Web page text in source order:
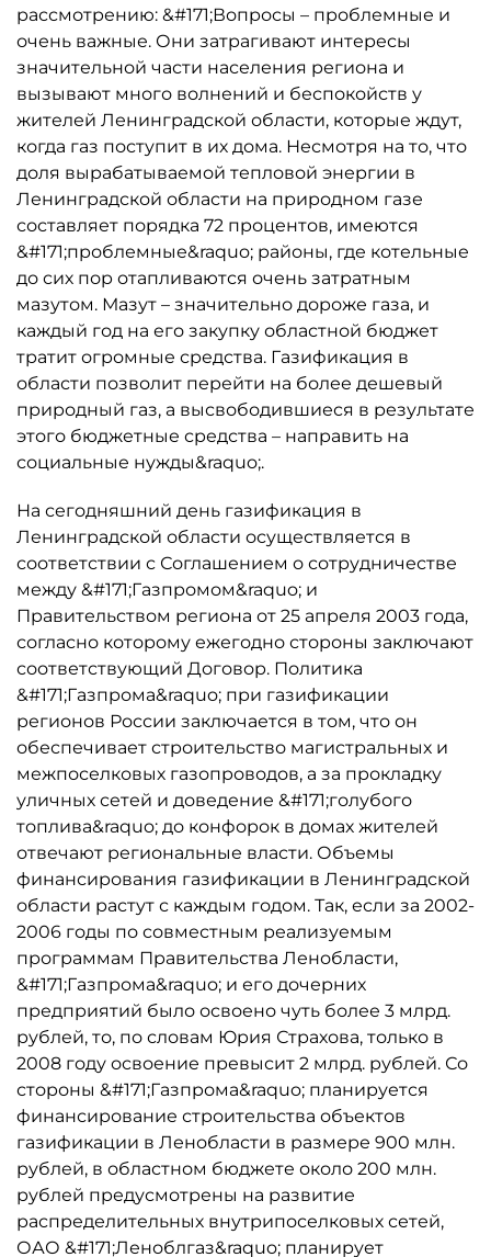
рассмотрению: &#171;Вопросы – проблемные и
очень важные. Они затрагивают интересы
значительной части населения региона и
вызывают много волнений и беспокойств у
жителей Ленинградской области, которые ждут,
когда газ поступит в их дома. Несмотря на то, что
доля вырабатываемой тепловой энергии в
Ленинградской области на природном газе
составляет порядка 72 процентов, имеются
&#171;проблемные&raquo; районы, где котельные
до сих пор отапливаются очень затратным
мазутом. Мазут – значительно дороже газа, и
каждый год на его закупку областной бюджет
тратит огромные средства. Газификация в
области позволит перейти на более дешевый
природный газ, а высвободившиеся в результате
этого бюджетные средства – направить на
социальные нужды&raquo;.
На сегодняшний день газификация в
Ленинградской области осуществляется в
соответствии с Соглашением о сотрудничестве
между &#171;Газпромом&raquo; и
Правительством региона от 25 апреля 2003 года,
согласно которому ежегодно стороны заключают
соответствующий Договор. Политика
&#171;Газпрома&raquo; при газификации
регионов России заключается в том, что он
обеспечивает строительство магистральных и
межпоселковых газопроводов, а за прокладку
уличных сетей и доведение &#171;голубого
топлива&raquo; до конфорок в домах жителей
отвечают региональные власти. Объемы
финансирования газификации в Ленинградской
области растут с каждым годом. Так, если за 2002-
2006 годы по совместным реализуемым
программам Правительства Ленобласти,
&#171;Газпрома&raquo; и его дочерних
предприятий было освоено чуть более 3 млрд.
рублей, то, по словам Юрия Страхова, только в
2008 году освоение превысит 2 млрд. рублей. Со
стороны &#171;Газпрома&raquo; планируется
финансирование строительства объектов
газификации в Ленобласти в размере 900 млн.
рублей, в областном бюджете около 200 млн.
рублей предусмотрены на развитие
распределительных внутрипоселковых сетей,
ОАО &#171;Леноблгаз&raquo; планирует